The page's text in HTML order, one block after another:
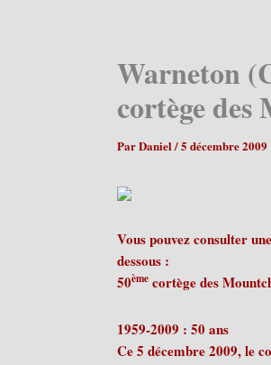
Warneton
cortège des
ParDaniel /5 décembre 2009
Vous pouvez consulter
dessous :
50èmecortège des
1959-2009 : 50 ans
Ce 5 décembre 2009, le